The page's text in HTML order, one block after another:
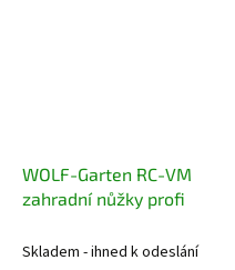
WOLF-Garten RC-VM
zahradní nůžky profi
Skladem - ihned k odeslání